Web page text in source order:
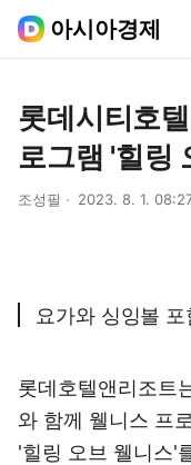
아시아경제
롯데시티호
로그램 '힐링
조성필 2023. 8. 1.
요가와 싱잉볼
롯데호텔앤리조트
와 함께 웰니스 프
'힐링 오브 웰니스'